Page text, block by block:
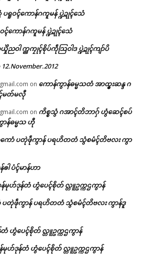
ဝၚ်ကောန်ဂကူမန် ပ္ဍဲဍုၚ်သေံ
ောန်ဂကူမန် ပ္ဍဲဍုၚ်သေံ
ယှိုဲညဝါ က္ညကၠုၚ်စိုပ်ကဵုသြဝါဒ ပ္ဍဲဍုၚ်ကျာ်ပိ
12.November.2012
on ကောန်ကွာန်ဓမ္မသတံ အာထ္ၜးဆန္ဒ ဂ
မတ်မလီု
on ကိစ္စသွံ ဂအာၚ်တိဘာဂှ် ဟွံဆေၚ်စပ်
ာန်ဓမ္မသ ဟီု
ောံ ပတုဲဖဵုကွာန် ပရဟိတတံ သွံစမံၚ်တိဗလး ကွာ
ၜါ ပံၚ်မာန်ဟာ
မုဟ်ဒုန်တံ ဟွံပေၚ်စိုတ် လ္တူဥက္ကဌကွာန်
ပတုဲဖဵုကွာန် ပရဟိတတံ သွံစမံၚ်တိဗလး ကွာန်ဒူ
ဟွံပေၚ်စိုတ် လ္တူဥက္ကဌကွာန်
မုဟ်ဒုန်တံ ဟွံပေၚ်စိုတ် လ္တူဥက္ကဌကွာန်